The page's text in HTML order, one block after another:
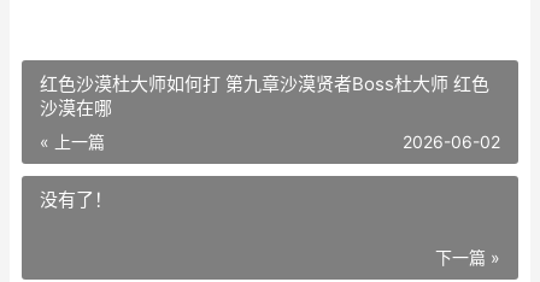
红色沙漠杜大师如何打 第九章沙漠贤者Boss杜大师 红色
沙漠在哪
« 上一篇 2026-06-02
没有了！
下一篇 »